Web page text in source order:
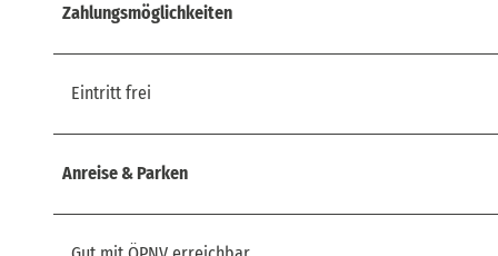
Zahlungsmöglichkeiten
Eintritt frei
Anreise & Parken